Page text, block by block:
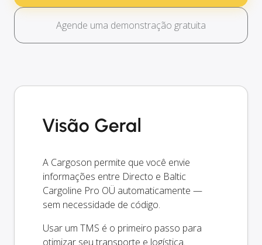
Agende uma demonstração gratuita
Visão Geral
A Cargoson permite que você envie
informações entre Directo e Baltic
Cargoline Pro OÜ automaticamente —
sem necessidade de código.
Usar um TMS é o primeiro passo para
otimizar seu transporte e logística.